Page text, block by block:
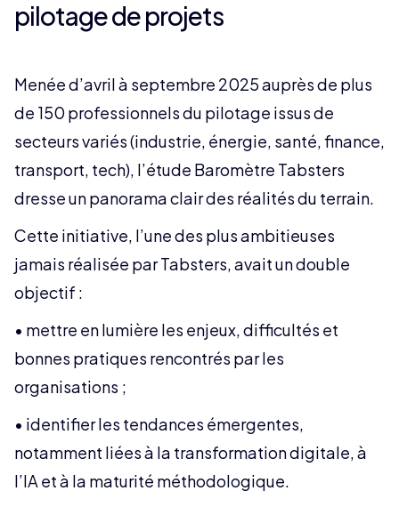
pilotage de projets
Menée d’avril à septembre 2025 auprès de plus
de 150 professionnels du pilotage issus de
secteurs variés (industrie, énergie, santé, finance,
transport, tech), l’étude Baromètre Tabsters
dresse un panorama clair des réalités du terrain.
Cette initiative, l’une des plus ambitieuses
jamais réalisée par Tabsters, avait un double
objectif :
• mettre en lumière les enjeux, difficultés et
bonnes pratiques rencontrés par les
organisations ;
• identifier les tendances émergentes,
notamment liées à la transformation digitale, à
l’IA et à la maturité méthodologique.